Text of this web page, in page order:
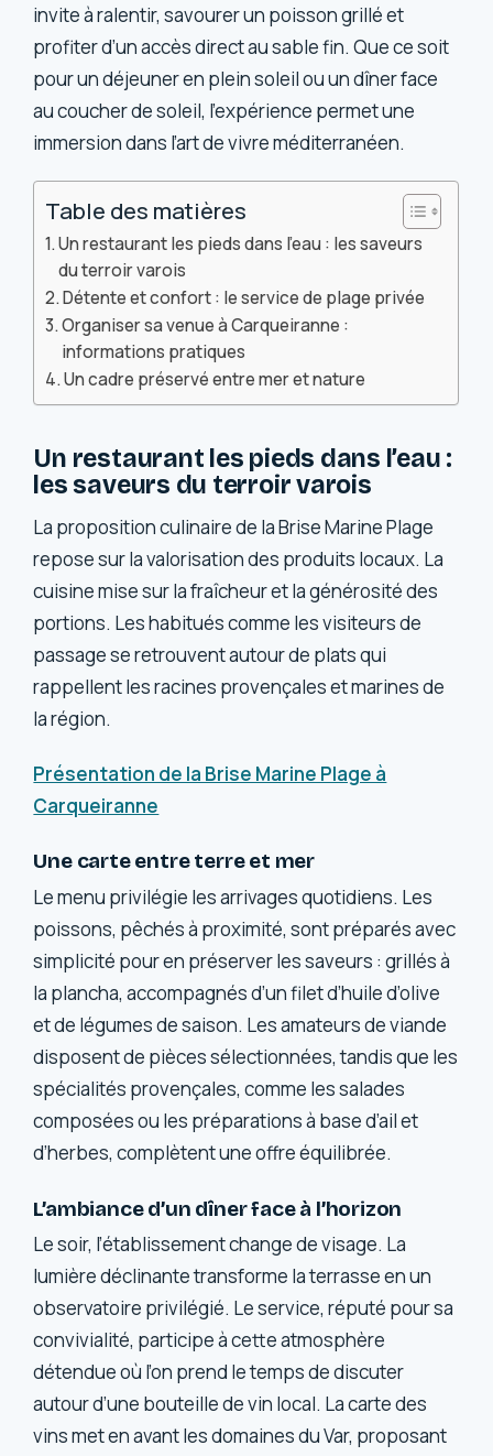
invite à ralentir, savourer un poisson grillé et
profiter d’un accès direct au sable fin. Que ce soit
pour un déjeuner en plein soleil ou un dîner face
au coucher de soleil, l’expérience permet une
immersion dans l’art de vivre méditerranéen.
Table des matières
Un restaurant les pieds dans l’eau : les saveurs
du terroir varois
Détente et confort : le service de plage privée
Organiser sa venue à Carqueiranne :
informations pratiques
Un cadre préservé entre mer et nature
Un restaurant les pieds dans l’eau :
les saveurs du terroir varois
La proposition culinaire de la Brise Marine Plage
repose sur la valorisation des produits locaux. La
cuisine mise sur la fraîcheur et la générosité des
portions. Les habitués comme les visiteurs de
passage se retrouvent autour de plats qui
rappellent les racines provençales et marines de
la région.
Présentation de la Brise Marine Plage à
Carqueiranne
Une carte entre terre et mer
Le menu privilégie les arrivages quotidiens. Les
poissons, pêchés à proximité, sont préparés avec
simplicité pour en préserver les saveurs : grillés à
la plancha, accompagnés d’un filet d’huile d’olive
et de légumes de saison. Les amateurs de viande
disposent de pièces sélectionnées, tandis que les
spécialités provençales, comme les salades
composées ou les préparations à base d’ail et
d’herbes, complètent une offre équilibrée.
L’ambiance d’un dîner face à l’horizon
Le soir, l’établissement change de visage. La
lumière déclinante transforme la terrasse en un
observatoire privilégié. Le service, réputé pour sa
convivialité, participe à cette atmosphère
détendue où l’on prend le temps de discuter
autour d’une bouteille de vin local. La carte des
vins met en avant les domaines du Var, proposant